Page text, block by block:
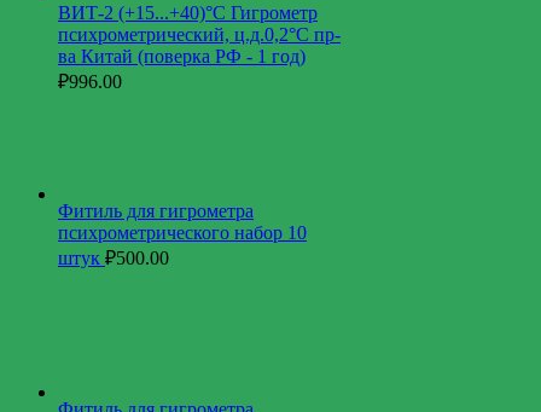
ВИТ-2 (+15...+40)°С Гигрометр
психрометрический, ц.д.0,2°С пр-
ва Китай (поверка РФ - 1 год)
₽996.00
Фитиль для гигрометра
психрометрического набор 10
штук ₽500.00